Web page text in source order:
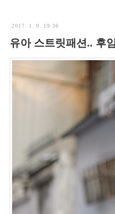
2017. 1. 9. 19:36
유아 스트릿패션.. 후